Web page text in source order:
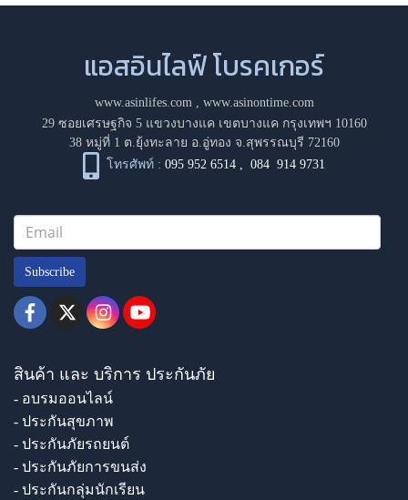
แอสอินไลฟ์ โบรคเกอร์
www.asinlifes.com, www.asinontime.com
29 ซอยเศรษฐกิจ 5 แขวงบางแค เขตบางแค กรุงเทพฯ 10160
38 หมู่ที่ 1 ต.ยุ้งทะลาย อ.อู่ทอง จ.สุพรรณบุรี 72160
โทรศัพท์ : 095 952 6514 ,084 914 9731
Subscribe
สินค้า และ บริการ ประกันภัย
- อบรมออนไลน์
- ประกันสุขภาพ
- ประกันภัยรถยนต์
- ประกันภัยการขนส่ง
- ประกันกลุ่มนักเรียน